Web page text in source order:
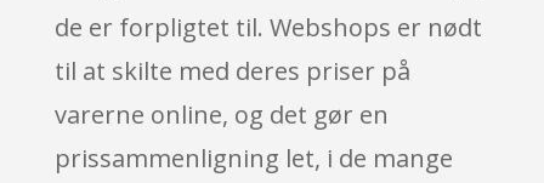
de er forpligtet til. Webshops er nødt
til at skilte med deres priser på
varerne online, og det gør en
prissammenligning let, i de mange